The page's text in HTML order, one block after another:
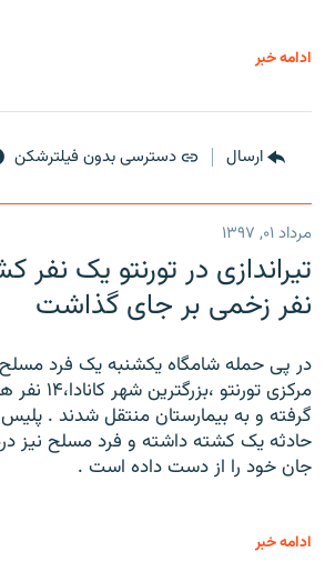
ادامه خبر
ارسال دسترسی بدون فیلترشکن
مرداد ۰۱, ۱۳۹۷
نفر زخمی بر جای گذاشت
در پی حمله شامگاه یکشنبه یک فرد
مرکزی تورنتو
گرفته و به بیمارستان منتقل شدند .
حادثه یک کشته داشته و فرد مسلح نیز
جان خود را از دست داده است .
ادامه خبر